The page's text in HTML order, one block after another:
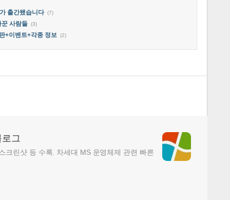
출간됐습니다 (7)
사람들 (3)
+이벤트+각종 정보 (2)
그
크린샷 등 수록. 차세대 MS 운영체제 관련 빠른